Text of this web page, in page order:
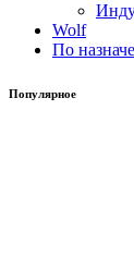
Wolf
По
Популярное